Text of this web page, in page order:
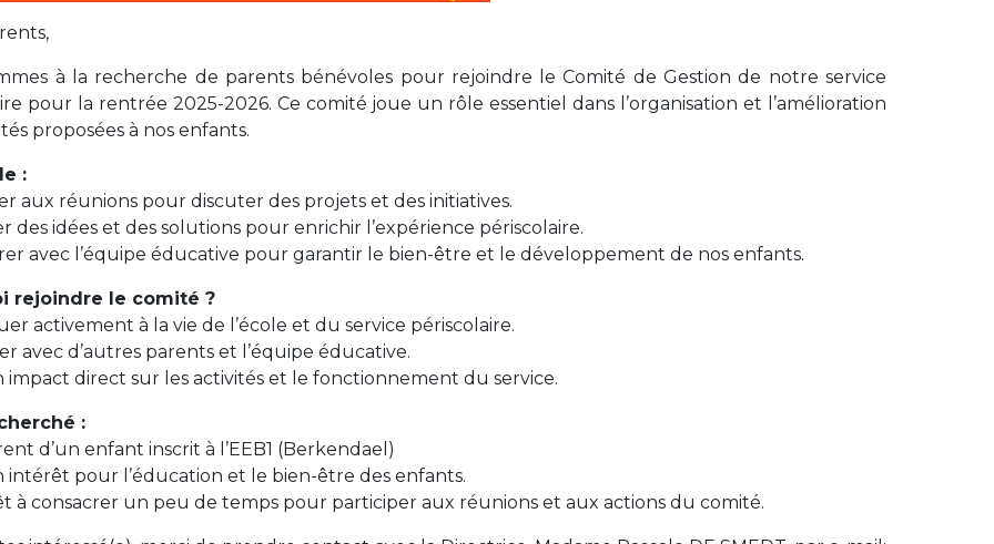
+32 (0)2 373 87 68
casiers@apeee-bxl1-services.be
Coordination & Direction
coordination@apeee-bxl1-services.be
Garderie Berkendael
+32 (0)472 07 35 25
periscolaire.berkendael@apeee-bxl1-services.be
à la recherche de parents bénévoles pour rejoindre le Comité de Gestion de notre service
pour la rentrée 2025-2026. Ce comité joue un rôle essentiel dans l’organisation et l’amélioration
proposées à nos enfants.
:
aux réunions pour discuter des projets et des initiatives.
des idées et des solutions pour enrichir l’expérience périscolaire.
avec l’équipe éducative pour garantir le bien-être et le développement de nos enfants.
rejoindre le comité ?
activement à la vie de l’école et du service périscolaire.
avec d’autres parents et l’équipe éducative.
impact direct sur les activités et le fonctionnement du service.
:
d’un enfant inscrit à l’EEB1 (Berkendael)
intérêt pour l’éducation et le bien-être des enfants.
à consacrer un peu de temps pour participer aux réunions et aux actions du comité.